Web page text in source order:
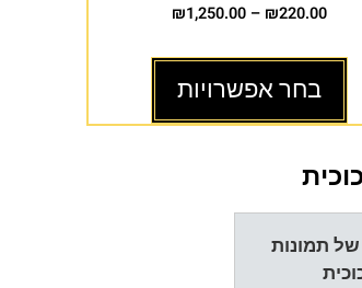
₪220.00
–
₪1,250.00
בחר אפשרויות
תמונות